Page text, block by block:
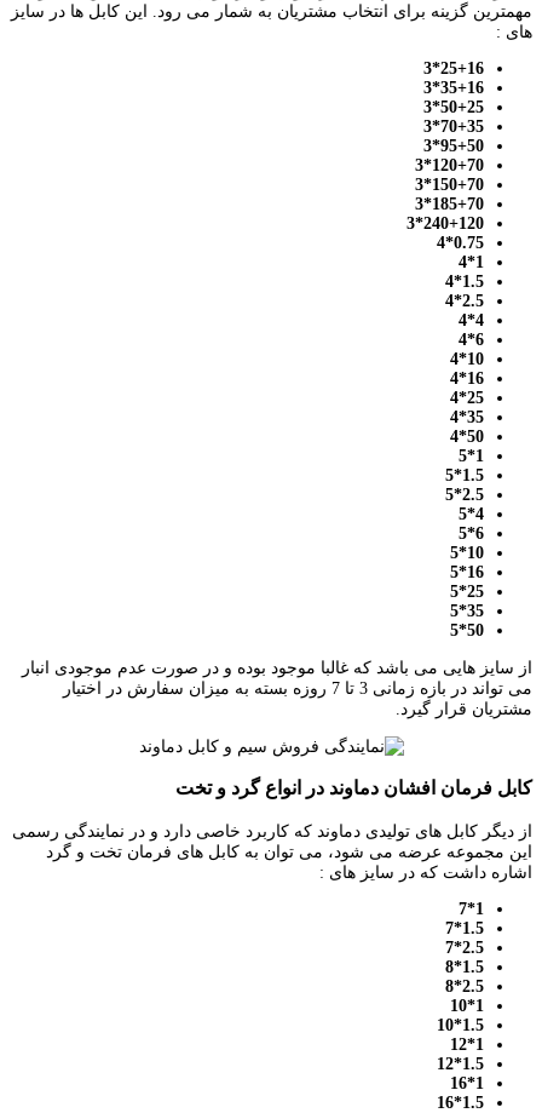
مهمترین گزینه برای انتخاب مشتریان به شمار می رود. این کابل ها در سایز
های :
25+16*3
35+16*3
50+25*3
70+35*3
95+50*3
120+70*3
150+70*3
185+70*3
240+120*3
0.75*4
1*4
1.5*4
2.5*4
4*4
6*4
10*4
16*4
25*4
35*4
50*4
1*5
1.5*5
2.5*5
4*5
6*5
10*5
16*5
25*5
35*5
50*5
از سایز هایی می باشد که غالبا موجود بوده و در صورت عدم موجودی انبار
می تواند در بازه زمانی 3 تا 7 روزه بسته به میزان سفارش در اختیار
مشتریان قرار گیرد.
کابل فرمان افشان دماوند در انواع گرد و تخت
از دیگر کابل های تولیدی دماوند که کاربرد خاصی دارد و در نمایندگی رسمی
این مجموعه عرضه می شود، می توان به کابل های فرمان تخت و گرد
اشاره داشت که در سایز های :
1*7
1.5*7
2.5*7
1.5*8
2.5*8
1*10
1.5*10
1*12
1.5*12
1*16
1.5*16